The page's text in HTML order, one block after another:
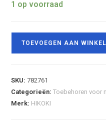
1 op voorraad
TOEVOEGEN AAN
SKU:782761
Categorieën:Toebehoren voor
Merk: HIKOKI